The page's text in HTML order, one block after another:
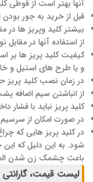
آنها بهتر است از قوطی
قبل از خرید به جور
بیشتر کلید وپریز ها در
از استفاده آنها در
کیفیت کلید پریز ها بر
و یا طرح های استیل و
در زمان نصب کلید پریز
از انباشتن سیم اضافه
کلید پریز نباید با فشار
در صورت امکان از سرسیم
در کلید پریز هایی که
شود. به این دلیل که
باعث چشمک زن شدن
لیست قیمت، گارانتی